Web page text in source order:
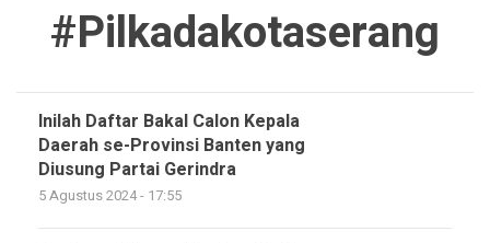
#pilkadakotaserang
Inilah Daftar Bakal Calon Kepala
Daerah se-Provinsi Banten yang
Diusung Partai Gerindra
5 Agustus 2024 - 17:55